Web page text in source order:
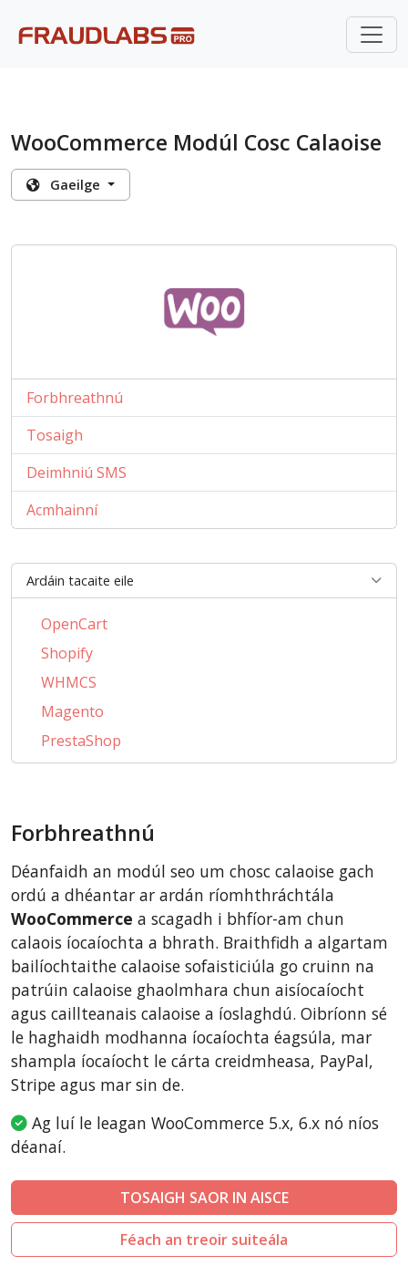
WooCommerce Modúl Cosc Calaoise
Gaeilge
Forbhreathnú
Tosaigh
Deimhniú SMS
Acmhainní
Ardáin tacaite eile
OpenCart
Shopify
WHMCS
Magento
PrestaShop
BigCommerce
CubeCart
ZenCart
PinnacleCart
FoxyCart
Easy Digital Downloads
nopCommerce
Ecwid by Lightspeed
WISECP
ThirtyBees
Shopware
Sylius
Forbhreathnú
Déanfaidh an modúl seo um chosc calaoise gach
ordú a dhéantar ar ardán ríomhthráchtála
WooCommerce a scagadh i bhfíor-am chun
calaois íocaíochta a bhrath. Braithfidh a algartam
bailíochtaithe calaoise sofaisticiúla go cruinn na
patrúin calaoise ghaolmhara chun aisíocaíocht
agus caillteanais calaoise a íoslaghdú. Oibríonn sé
le haghaidh modhanna íocaíochta éagsúla, mar
shampla íocaíocht le cárta creidmheasa, PayPal,
Stripe agus mar sin de.
Ag luí le leagan WooCommerce 5.x, 6.x nó níos
déanaí.
TOSAIGH SAOR IN AISCE
Féach an treoir suiteála